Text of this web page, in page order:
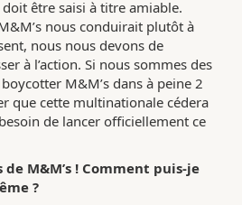
être saisi à titre amiable.
nous conduirait plutôt à
nous nous devons de
à l’action. Si nous sommes des
M&M’s dans à peine 2
que cette multinationale cédera
de lancer officiellement ce
de M&M’s ! Comment puis-je
?